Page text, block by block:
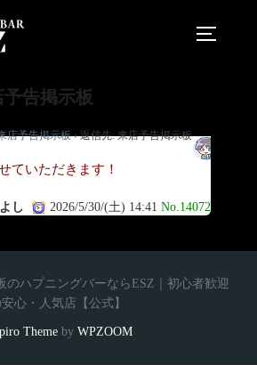
告掲示板
店予告掲示板 › 返信先: 来店予告掲示板
今
ていただきます！
よし 2026/5/30/(土) 14:41 No.14072
のハプニングバーならESZ｜初心者歓迎
心・人気店【公式】
Themeby WPZOOM